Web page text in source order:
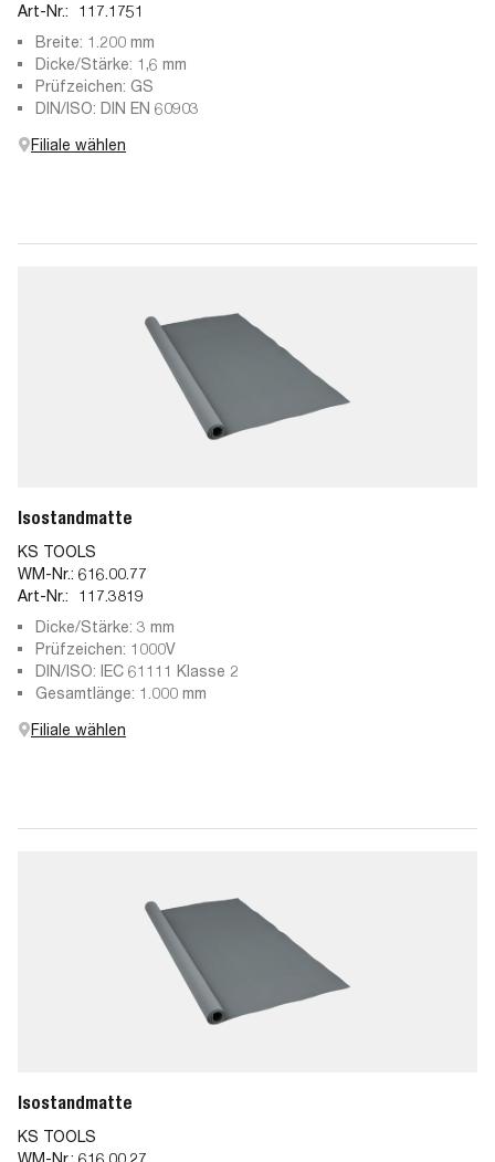
Art-Nr.:
117.1751
Breite: 1.200 mm
Dicke/Stärke: 1,6 mm
Prüfzeichen: GS
DIN/ISO: DIN EN 60903
Filiale wählen
Isostandmatte
KS TOOLS
WM-Nr.: 616.00.77
Art-Nr.:
117.3819
Dicke/Stärke: 3 mm
Prüfzeichen: 1000V
DIN/ISO: IEC 61111 Klasse 2
Gesamtlänge: 1.000 mm
Filiale wählen
Isostandmatte
KS TOOLS
WM-Nr.: 616.00.27